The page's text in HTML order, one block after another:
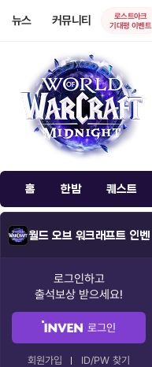
뉴스 커뮤니티
로스트아크
기대평 이벤트
홈 한밤 퀘스트
월드 오브 워크래프트 인벤
로그인하고
출석보상 받으세요!
로그인
회원가입 ID/PW 찾기